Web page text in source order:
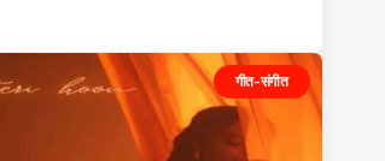
गीत-संगीत